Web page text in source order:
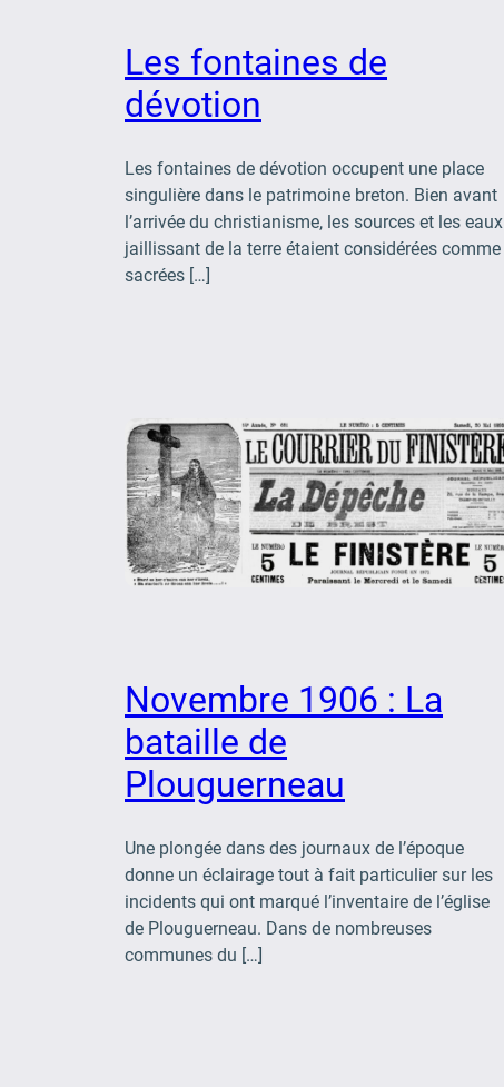
Les fontaines de
dévotion
Les fontaines de dévotion occupent une place
singulière dans le patrimoine breton. Bien avant
l’arrivée du christianisme, les sources et les eaux
jaillissant de la terre étaient considérées comme
sacrées […]
Novembre 1906 : La
bataille de
Plouguerneau
Une plongée dans des journaux de l’époque
donne un éclairage tout à fait particulier sur les
incidents qui ont marqué l’inventaire de l’église
de Plouguerneau. Dans de nombreuses
communes du […]